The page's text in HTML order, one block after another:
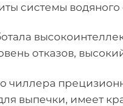
системы
отказов,
чиллера
выпечки, имеет